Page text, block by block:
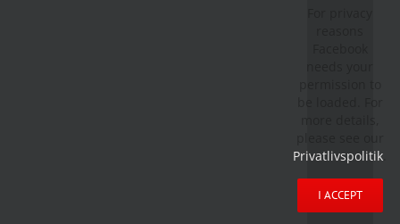
Privatlivspolitik
I ACCEPT